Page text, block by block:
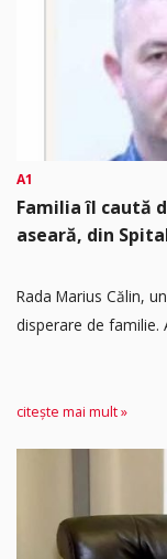
A1
Familia îl caută
aseară, din
Rada Marius Călin,
disperare de familie.
citește mai mult »